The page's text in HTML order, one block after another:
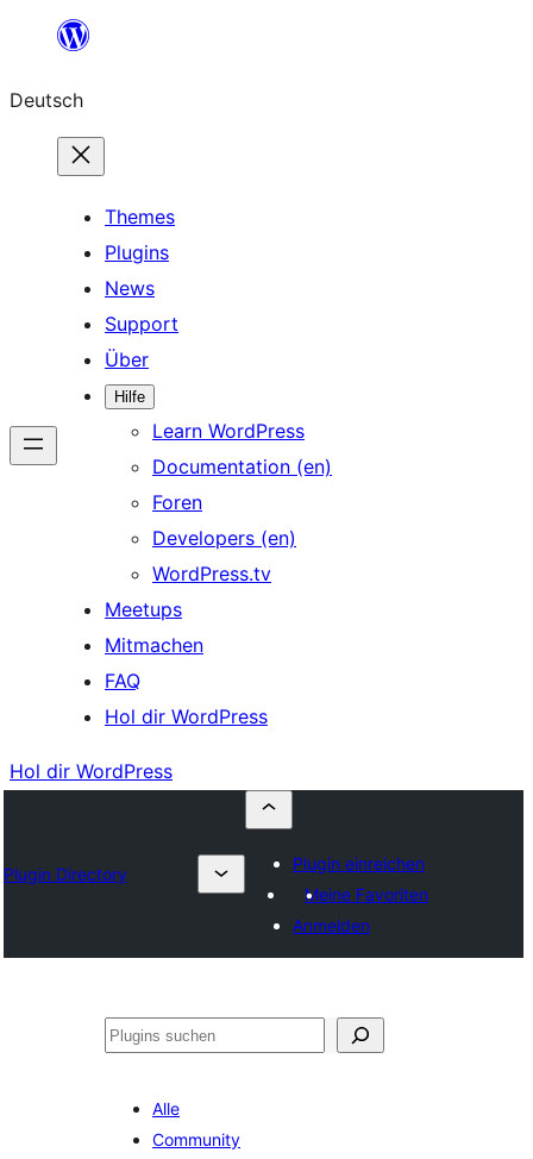
springen
Deutsch
Themes
Plugins
News
Support
Über
Hilfe
Learn WordPress
Documentation (en)
Foren
Developers (en)
WordPress.tv
Meetups
Mitmachen
FAQ
Hol dir WordPress
Hol dir WordPress
Plugin Directory
Plugin einreichen
Meine Favoriten
Anmelden
Suchen
Alle
Community